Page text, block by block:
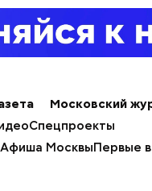
Московский
Спецпроекты
Афиша МосквыПервые